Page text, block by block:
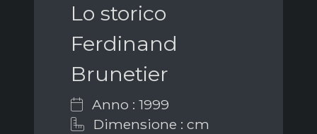
Lo storico
Ferdinand
Brunetier
Anno : 1999
Dimensione : cm